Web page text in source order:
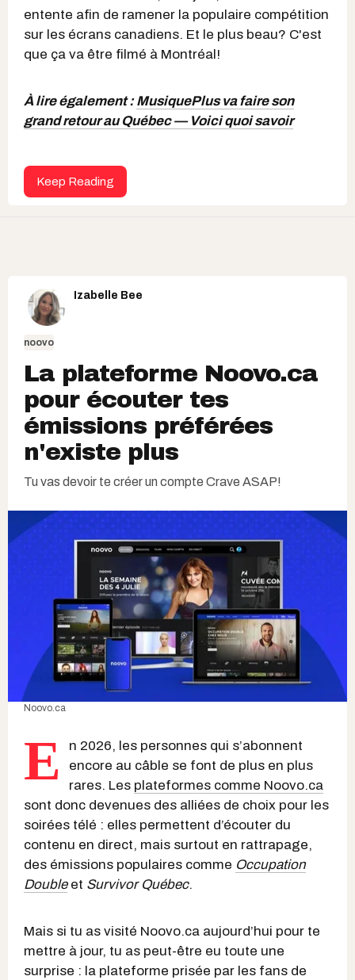
entente afin de ramener la populaire compétition
sur les écrans canadiens. Et le plus beau? C'est
que ça va être filmé à Montréal!
À lire également :MusiquePlus va faire son
grand retour au Québec — Voici quoi savoir
Keep Reading
Izabelle Bee
noovo
La plateforme Noovo.ca
pour écouter tes
émissions préférées
n'existe plus
Tu vas devoir te créer un compte Crave ASAP!
Noovo.ca
E
n 2026, les personnes qui s’abonnent
encore au câble se font de plus en plus
rares. Les plateformes comme Noovo.ca
sont donc devenues des alliées de choix pour les
soirées télé : elles permettent d’écouter du
contenu en direct, mais surtout en rattrapage,
des émissions populaires comme Occupation
Doubleet Survivor Québec.
Mais si tu as visité Noovo.ca aujourd’hui pour te
mettre à jour, tu as peut-être eu toute une
surprise : la plateforme prisée par les fans de